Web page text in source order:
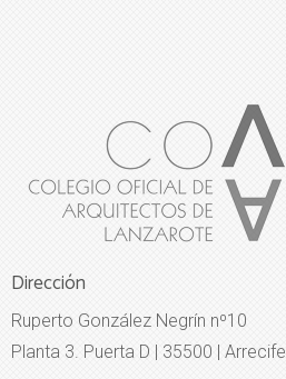
Dirección
Ruperto González Negrín nº10
Planta 3. Puerta D | 35500 | Arrecife